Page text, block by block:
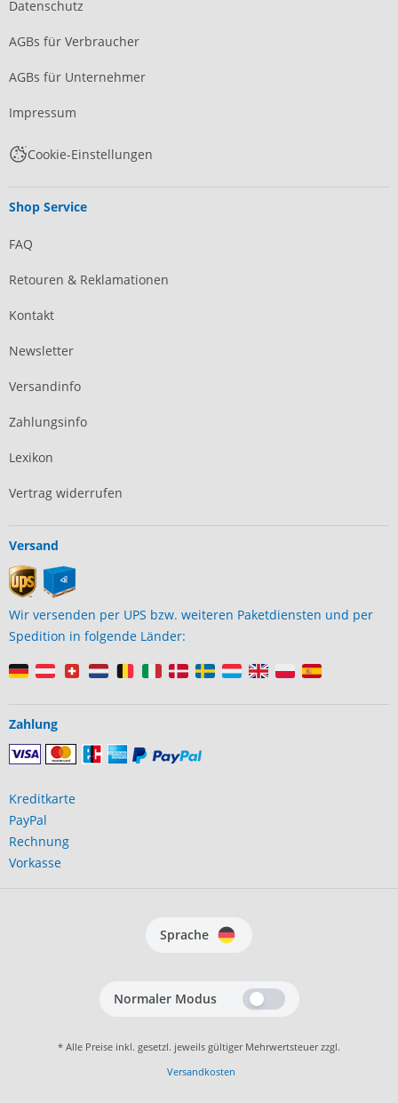
Datenschutz
AGBs für Verbraucher
AGBs für Unternehmer
Impressum
Cookie-Einstellungen
Shop Service
FAQ
Retouren & Reklamationen
Kontakt
Newsletter
Versandinfo
Zahlungsinfo
Lexikon
Vertrag widerrufen
Versand
Wir versenden per UPS bzw. weiteren Paketdiensten und per
Spedition in folgende Länder:
Zahlung
Kreditkarte
PayPal
Rechnung
Vorkasse
Sprache
Normaler Modus
* Alle Preise inkl. gesetzl. jeweils gültiger Mehrwertsteuer zzgl.
Versandkosten